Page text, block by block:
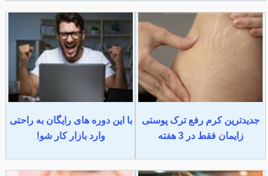
جدیدترین کرم رفع ترک پوستی
زایمان فقط در 3 هفته
با این دوره های رایگان به راحتی
وارد بازار کار شو!